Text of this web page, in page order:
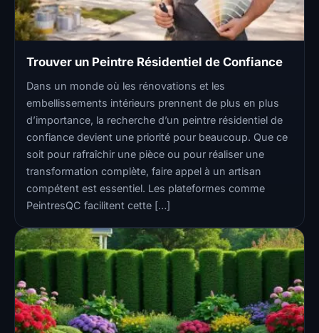
Trouver un Peintre Résidentiel de Confiance
Dans un monde où les rénovations et les
embellissements intérieurs prennent de plus en plus
d’importance, la recherche d’un peintre résidentiel de
confiance devient une priorité pour beaucoup. Que ce
soit pour rafraîchir une pièce ou pour réaliser une
transformation complète, faire appel à un artisan
compétent est essentiel. Les plateformes comme
PeintresQC facilitent cette […]